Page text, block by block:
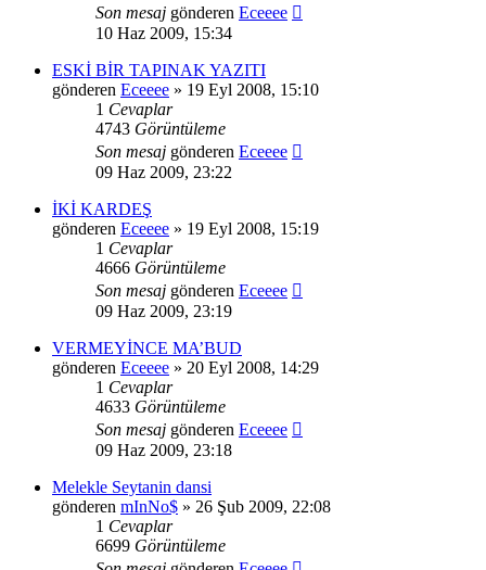
Son mesaj gönderen Eceeee
10 Haz 2009, 15:34
ESKİ BİR TAPINAK YAZITI
gönderen Eceeee » 19 Eyl 2008, 15:10
1 Cevaplar
4743 Görüntüleme
Son mesaj gönderen Eceeee
09 Haz 2009, 23:22
İKİ KARDEŞ
gönderen Eceeee » 19 Eyl 2008, 15:19
1 Cevaplar
4666 Görüntüleme
Son mesaj gönderen Eceeee
09 Haz 2009, 23:19
VERMEYİNCE MA’BUD
gönderen Eceeee » 20 Eyl 2008, 14:29
1 Cevaplar
4633 Görüntüleme
Son mesaj gönderen Eceeee
09 Haz 2009, 23:18
Melekle Seytanin dansi
gönderen mInNo$ » 26 Şub 2009, 22:08
1 Cevaplar
6699 Görüntüleme